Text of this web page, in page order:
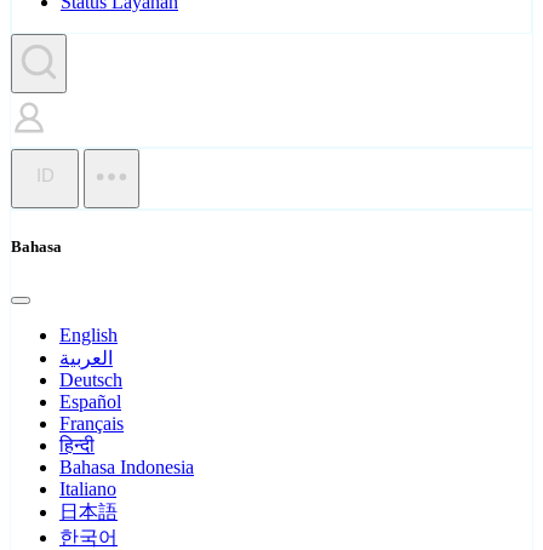
ID
Bahasa
English
العربية
Deutsch
Español
Français
हिन्दी
Bahasa Indonesia
Italiano
日本語
한국어